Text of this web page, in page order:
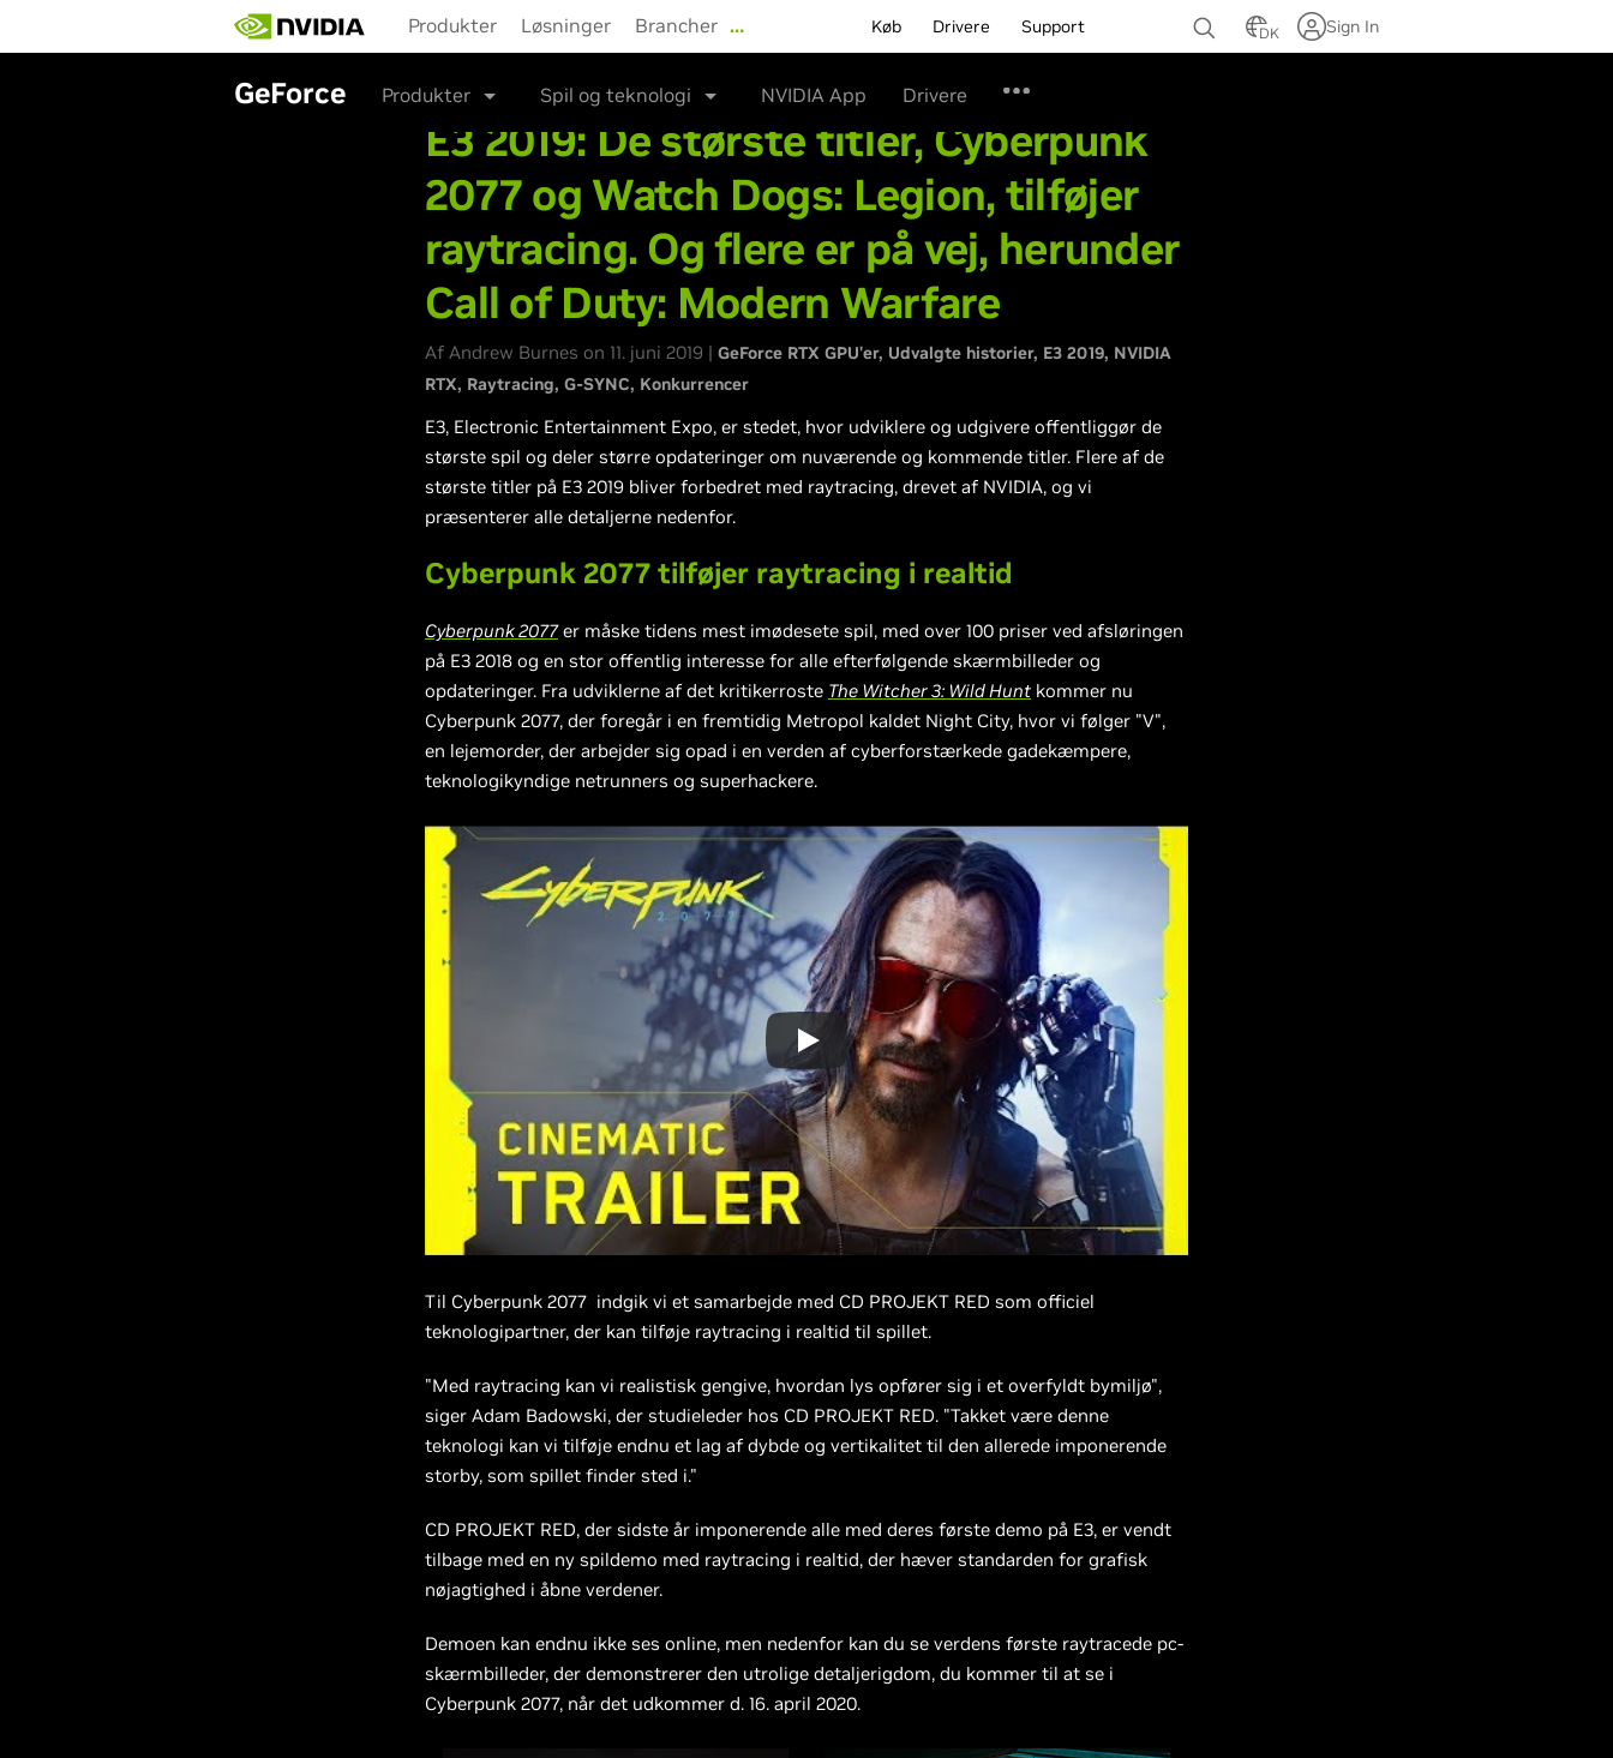
main
Produkter Løsninger Brancher … Køb Drivere Support DK Sign In
GeForce Produkter Spil og teknologi NVIDIA App Drivere
E3 2019: De største titler, Cyberpunk
2077 og Watch Dogs: Legion, tilføjer
raytracing. Og flere er på vej, herunder
Call of Duty: Modern Warfare
Af Andrew Burnes on 11. juni 2019 | GeForce RTX GPU'er Udvalgte historier E3 2019 NVIDIA
RTX Raytracing G-SYNC Konkurrencer
E3, Electronic Entertainment Expo, er stedet, hvor udviklere og udgivere offentliggør de
største spil og deler større opdateringer om nuværende og kommende titler. Flere af de
største titler på E3 2019 bliver forbedret med raytracing, drevet af NVIDIA, og vi
præsenterer alle detaljerne nedenfor.
Cyberpunk 2077 tilføjer raytracing i realtid
Cyberpunk 2077er måske tidens mest imødesete spil, med over 100 priser ved afsløringen
på E3 2018 og en stor offentlig interesse for alle efterfølgende skærmbilleder og
opdateringer. Fra udviklerne af det kritikerroste The Witcher 3: Wild Hunt kommer nu
Cyberpunk 2077, der foregår i en fremtidig Metropol kaldet Night City, hvor vi følger "V",
en lejemorder, der arbejder sig opad i en verden af cyberforstærkede gadekæmpere,
teknologikyndige netrunners og superhackere.
Til Cyberpunk 2077 indgik vi et samarbejde med CD PROJEKT RED som officiel
teknologipartner, der kan tilføje raytracing i realtid til spillet.
"Med raytracing kan vi realistisk gengive, hvordan lys opfører sig i et overfyldt bymiljø",
siger Adam Badowski, der studieleder hos CD PROJEKT RED. "Takket være denne
teknologi kan vi tilføje endnu et lag af dybde og vertikalitet til den allerede imponerende
storby, som spillet finder sted i."
CD PROJEKT RED, der sidste år imponerende alle med deres første demo på E3, er vendt
tilbage med en ny spildemo med raytracing i realtid, der hæver standarden for grafisk
nøjagtighed i åbne verdener.
Demoen kan endnu ikke ses online, men nedenfor kan du se verdens første raytracede pc-
skærmbilleder, der demonstrerer den utrolige detaljerigdom, du kommer til at se i
Cyberpunk 2077, når det udkommer d. 16. april 2020.